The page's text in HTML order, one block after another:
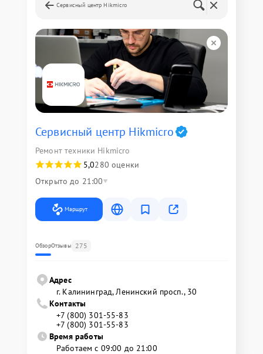
Сервисный центр Hikmicro
Сервисный центр Hikmicro
Ремонт техники Hikmicro
5,0280 оценки
Открыто до 21:00
Маршрут
ОбзорОтзывы 275
Адрес
г. Калининград, Ленинский просп., 30
Контакты
+7 (800) 301-55-83
+7 (800) 301-55-83
Время работы
Работаем с 09:00 до 21:00